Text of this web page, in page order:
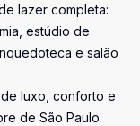
lazer completa:
estúdio de
e salão
luxo, conforto e
de São Paulo.